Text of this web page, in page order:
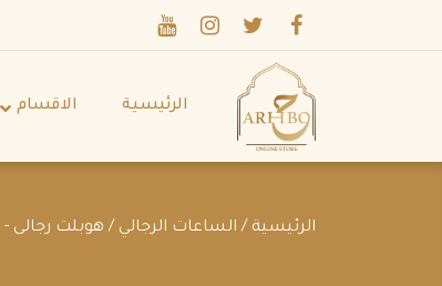
الرئيسية الاقسام
الرئيسية / الساعات الرجالي / هوبلت رجالى - Hublot